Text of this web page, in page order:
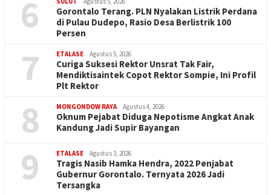
6
Gorontalo Terang. PLN Nyalakan Listrik Perdana
di Pulau Dudepo, Rasio Desa Berlistrik 100
Persen
7 ETALASE Agustus 5, 2026
Curiga Suksesi Rektor Unsrat Tak Fair,
Mendiktisaintek Copot Rektor Sompie, Ini Profil
Plt Rektor
8 MONGONDOW RAYA Agustus 4, 2026
Oknum Pejabat Diduga Nepotisme Angkat Anak
Kandung Jadi Supir Bayangan
9 ETALASE Agustus 3, 2026
Tragis Nasib Hamka Hendra, 2022 Penjabat
Gubernur Gorontalo. Ternyata 2026 Jadi
Tersangka